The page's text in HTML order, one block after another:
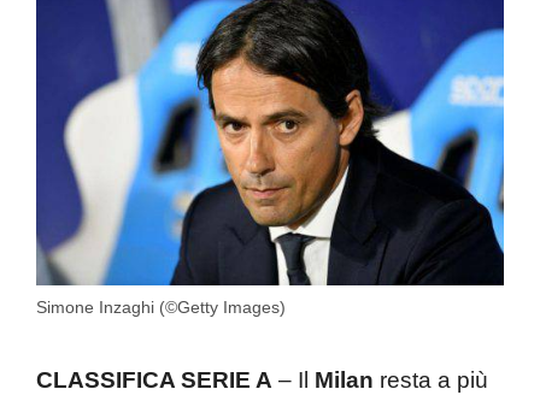
Simone Inzaghi (©Getty Images)
CLASSIFICA SERIE A – Il Milan resta a più